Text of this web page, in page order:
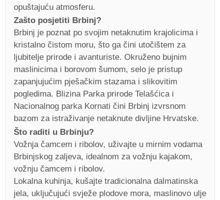
opuštajuću atmosferu.
Zašto posjetiti Brbinj?
Brbinj je poznat po svojim netaknutim krajolicima i
kristalno čistom moru, što ga čini utočištem za
ljubitelje prirode i avanturiste. Okruženo bujnim
maslinicima i borovom šumom, selo je pristup
zapanjujućim pješačkim stazama i slikovitim
pogledima. Blizina Parka prirode Telašćica i
Nacionalnog parka Kornati čini Brbinj izvrsnom
bazom za istraživanje netaknute divljine Hrvatske.
Što raditi u Brbinju?
Vožnja čamcem i ribolov, uživajte u mirnim vodama
Brbinjskog zaljeva, idealnom za vožnju kajakom,
vožnju čamcem i ribolov.
Lokalna kuhinja, kušajte tradicionalna dalmatinska
jela, uključujući svježe plodove mora, maslinovo ulje